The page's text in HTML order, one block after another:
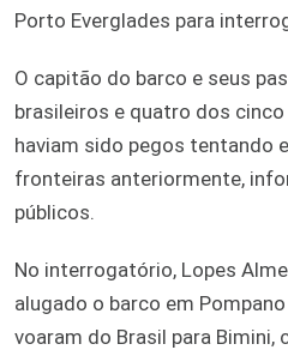
Porto Everglades para
O capitão do barco e seus
brasileiros e quatro dos
haviam sido pegos tentando
fronteiras anteriormente,
públicos.
No interrogatório, Lopes
alugado o barco em
voaram do Brasil para Bimini,